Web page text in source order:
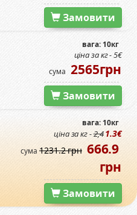
Замовити
вага: 10кг
ціна за кг - 5€
сума 2565грн
Замовити
вага: 10кг
ціна за кг -2,41.3€
сума 1231.2 грн 666.9
грн
Замовити